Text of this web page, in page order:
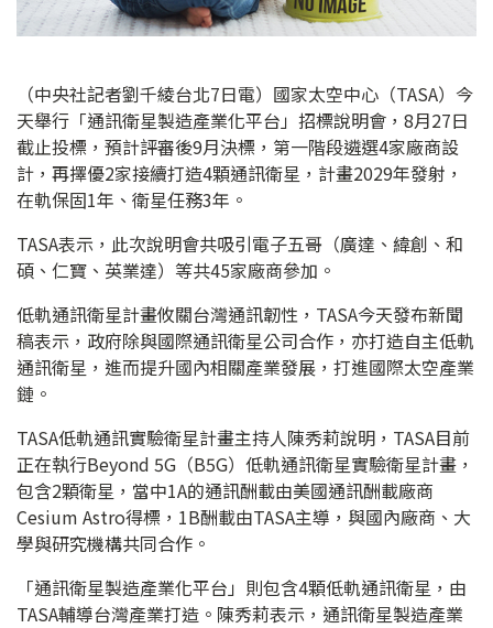
（中央社記者劉千綾台北7日電）國家太空中心（TASA）今
天舉行「通訊衛星製造產業化平台」招標說明會，8月27日
截止投標，預計評審後9月決標，第一階段遴選4家廠商設
計，再擇優2家接續打造4顆通訊衛星，計畫2029年發射，
在軌保固1年、衛星任務3年。
TASA表示，此次說明會共吸引電子五哥（廣達、緯創、和
碩、仁寶、英業達）等共45家廠商參加。
低軌通訊衛星計畫攸關台灣通訊韌性，TASA今天發布新聞
稿表示，政府除與國際通訊衛星公司合作，亦打造自主低軌
通訊衛星，進而提升國內相關產業發展，打進國際太空產業
鏈。
TASA低軌通訊實驗衛星計畫主持人陳秀莉說明，TASA目前
正在執行Beyond 5G（B5G）低軌通訊衛星實驗衛星計畫，
包含2顆衛星，當中1A的通訊酬載由美國通訊酬載廠商
Cesium Astro得標，1B酬載由TASA主導，與國內廠商、大
學與研究機構共同合作。
「通訊衛星製造產業化平台」則包含4顆低軌通訊衛星，由
TASA輔導台灣產業打造。陳秀莉表示，通訊衛星製造產業